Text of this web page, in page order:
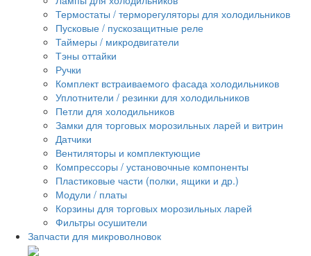
Термостаты / терморегуляторы для холодильников
Пусковые / пускозащитные реле
Таймеры / микродвигатели
Тэны оттайки
Ручки
Комплект встраиваемого фасада холодильников
Уплотнители / резинки для холодильников
Петли для холодильников
Замки для торговых морозильных ларей и витрин
Датчики
Вентиляторы и комплектующие
Компрессоры / установочные компоненты
Пластиковые части (полки, ящики и др.)
Модули / платы
Корзины для торговых морозильных ларей
Фильтры осушители
Запчасти для микроволновок